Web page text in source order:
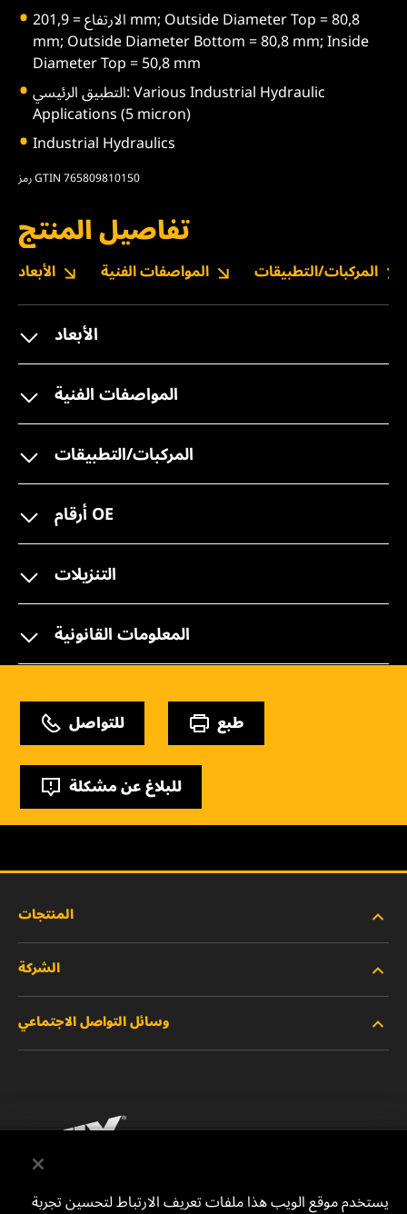
الارتفاع = 201,9 mm; Outside Diameter Top = 80,8
mm; Outside Diameter Bottom = 80,8 mm; Inside
Diameter Top = 50,8 mm
التطبيق الرئيسي: Various Industrial Hydraulic
Applications (5 micron)
Industrial Hydraulics
رمز GTIN 765809810150
تفاصيل المنتج
الأبعاد المواصفات الفنية المركبات/التطبيقات
الأبعاد
المواصفات الفنية
المركبات/التطبيقات
أرقام OE
التنزيلات
المعلومات القانونية
للتواصل طبع
للبلاغ عن مشكلة
المنتجات
المنتجات الجديدة
المنتجات المتوقفة/المستبدلة
الشركة
الوظائف
إشعار قانوني
الطباعة
وسائل التواصل الاجتماعي
يوتيوب
يستخدم موقع الويب هذا ملفات تعريف الارتباط لتحسين تجربة